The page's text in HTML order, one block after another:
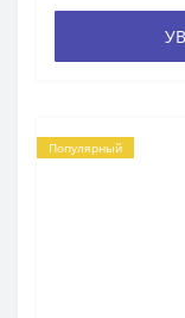
Популярный